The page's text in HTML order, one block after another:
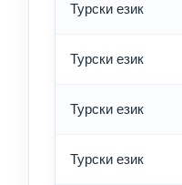
Турски език
Турски език
Турски език
Турски език